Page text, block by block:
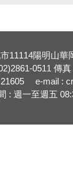
11114陽明山華
0511 傳
e-mail :
: 週一至週五